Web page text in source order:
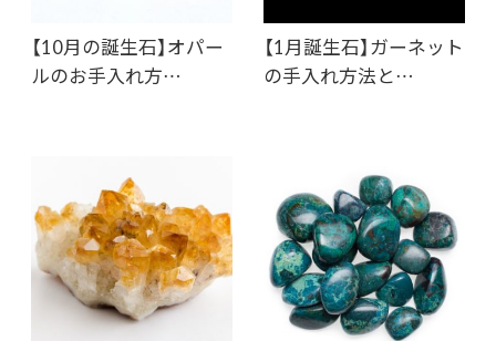
【10月の誕生石】オパー
ルのお手入れ方…
【1月誕生石】ガーネット
の手入れ方法と…